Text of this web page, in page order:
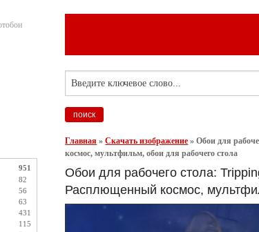
951
82
56
63
431
115
Главная »Скачать изображение »Обои для
космос, мультфильм, обои для рабочего стола
Обои для рабочего стола:
Расплющенный космос,